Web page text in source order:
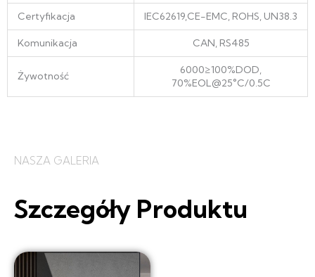
Certyfikacja IEC62619,CE-EMC, ROHS, UN38.3
Komunikacja CAN, RS485
Żywotność
6000≥100%DOD,
70%EOL@25°C/0.5C
NASZA GALERIA
Szczegóły Produktu